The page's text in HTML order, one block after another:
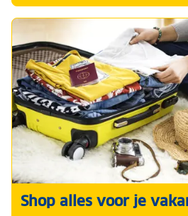
Shop alles voor je